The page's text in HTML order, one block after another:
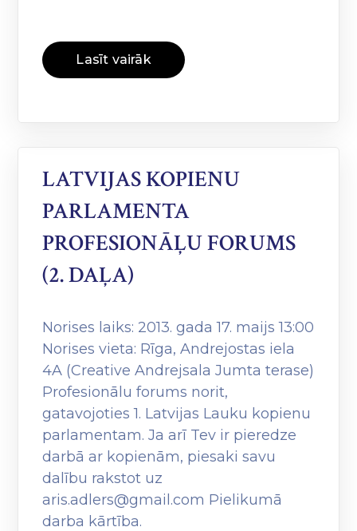
Lasīt vairāk
LATVIJAS KOPIENU
PARLAMENTA
PROFESIONĀĻU FORUMS
(2. DAĻA)
Norises laiks: 2013. gada 17. maijs 13:00
Norises vieta: Rīga, Andrejostas iela
4A (Creative Andrejsala Jumta terase)
Profesionālu forums norit,
gatavojoties 1. Latvijas Lauku kopienu
parlamentam. Ja arī Tev ir pieredze
darbā ar kopienām, piesaki savu
dalību rakstot uz
aris.adlers@gmail.com Pielikumā
darba kārtība.